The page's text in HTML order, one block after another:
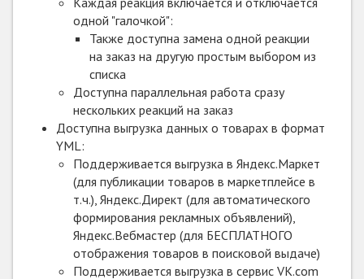
одной "галочкой":
Также доступна замена одной реакции
на заказ на другую простым выбором из
списка
Доступна параллельная работа сразу
нескольких реакций на заказ
Доступна выгрузка данных о товарах в формат
YML:
Поддерживается выгрузка в Яндекс.Маркет
(для публикации товаров в маркетплейсе в
т.ч.), Яндекс.Директ (для автоматического
формирования рекламных объявлений),
Яндекс.Вебмастер (для БЕСПЛАТНОГО
отображения товаров в поисковой выдаче)
Поддерживается выгрузка в сервис VK.com